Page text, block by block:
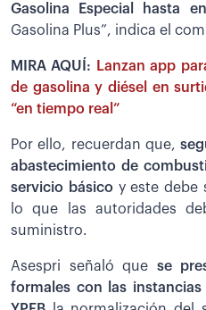
Gasolina Especial hasta
Gasolina Plus”, indica el
MIRA AQUÍ:
Lanzan app
de gasolina y diésel en
“en tiempo real”
Por ello, recuerdan que, s
abastecimiento de
servicio básicoy este debe
lo que las autoridades
suministro.
Asespri señaló que se
formales con las